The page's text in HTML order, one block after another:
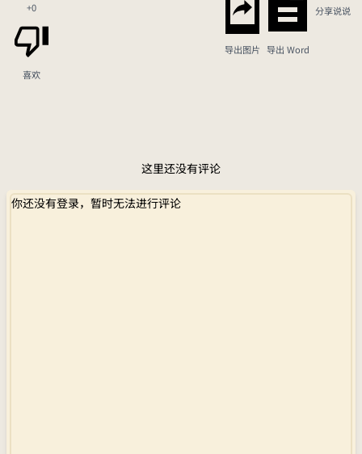
+0
喜欢
导出图片 导出 Word
分享说说
这里还没有评论
你还没有登录，暂时无法进行评论